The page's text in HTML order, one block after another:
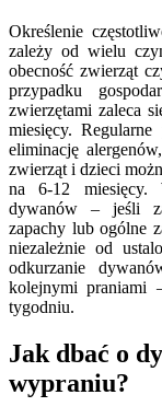
Określenie
zależy od wielu
obecność zwierząt
przypadku
zwierzętami zaleca
miesięcy.
eliminację
zwierząt i dzieci
na 6-12 miesięcy.
dywanów – jeśli
zapachy lub ogólne
niezależnie od
odkurzanie
kolejnymi praniami
tygodniu.
Jak dbać o
wypraniu?